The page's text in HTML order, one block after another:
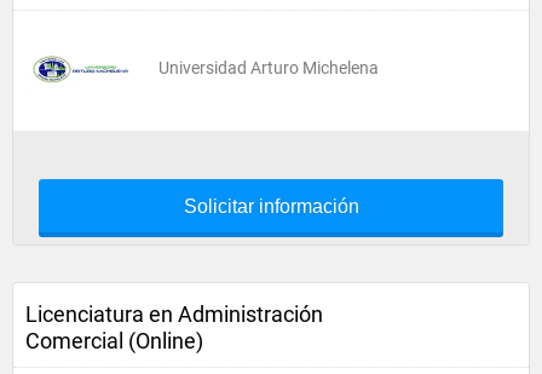
Universidad Arturo Michelena
Solicitar información
Licenciatura en Administración
Comercial (Online)